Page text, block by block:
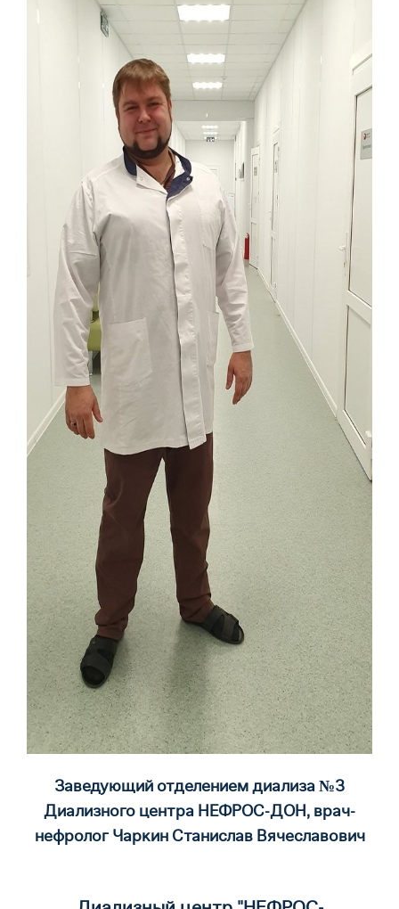
Заведующий отделением диализа №3
Диализного центра НЕФРОС-ДОН, врач-
нефролог Чаркин Станислав Вячеславович